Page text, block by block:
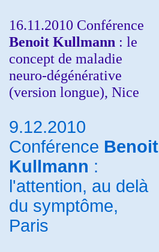
16.11.2010 Conférence
Benoit Kullmann : le
concept de maladie
neuro-dégénérative
(version longue), Nice
9.12.2010
Conférence Benoit
Kullmann :
l'attention, au delà
du symptôme,
Paris